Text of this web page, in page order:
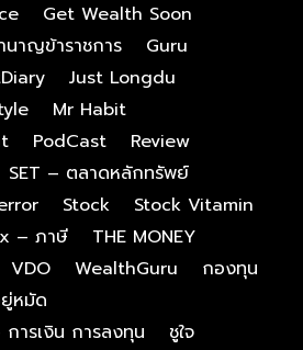
Get Wealth Soon
นาญข้าราชการ
Guru
Just Longdu
Mr Habit
PodCast
Review
SET – ตลาดหลักทรัพย์
Stock
Stock Vitamin
– ภาษี
THE MONEY
VDO WealthGuru
กองทุน
หมัด
ารเงิน การลงทุน
ชูใจ